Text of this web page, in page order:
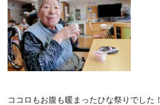
ココロもお腹も暖まったひな祭りでした！